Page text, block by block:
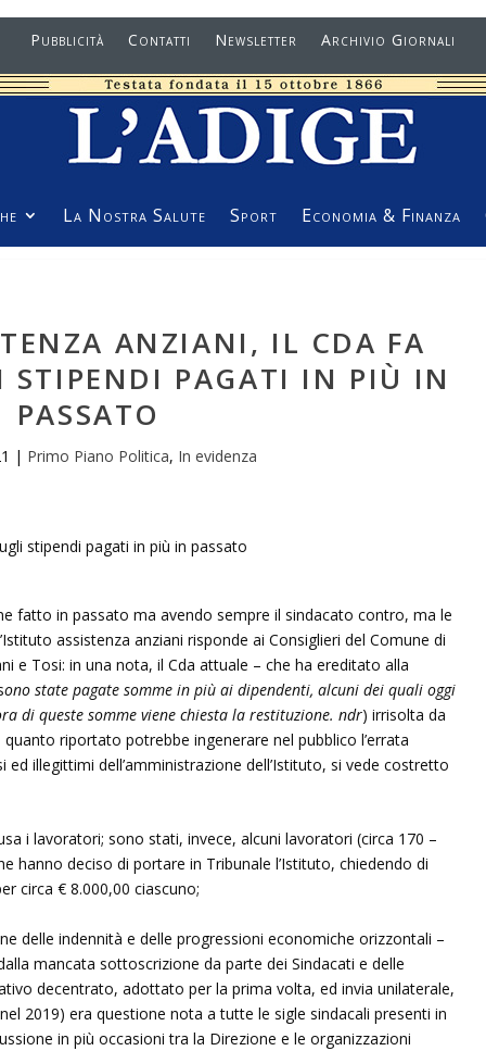
Pubblicità Contatti Newsletter Archivio Giornali
La Nostra Salute Sport Economia & Finanza
ANZIANI, IL CDA FA
STIPENDI PAGATI IN PIÙ IN
PASSATO
| Primo Piano Politica, In evidenza
fatto in passato ma avendo sempre il sindacato contro, ma le
assistenza anziani risponde ai Consiglieri del Comune di
e Tosi: in una nota, il Cda attuale – che ha ereditato alla
ono state pagate somme in più ai dipendenti, alcuni dei quali oggi
di queste somme viene chiesta la restituzione. ndr) irrisolta da
riportato potrebbe ingenerare nel pubblico l’errata
illegittimi dell’amministrazione dell’Istituto, si vede costretto
i lavoratori; sono stati, invece, alcuni lavoratori (circa 170 –
hanno deciso di portare in Tribunale l’Istituto, chiedendo di
circa € 8.000,00 ciascuno;
delle indennità e delle progressioni economiche orizzontali –
mancata sottoscrizione da parte dei Sindacati e delle
decentrato, adottato per la prima volta, ed invia unilaterale,
2019) era questione nota a tutte le sigle sindacali presenti in
in più occasioni tra la Direzione e le organizzazioni